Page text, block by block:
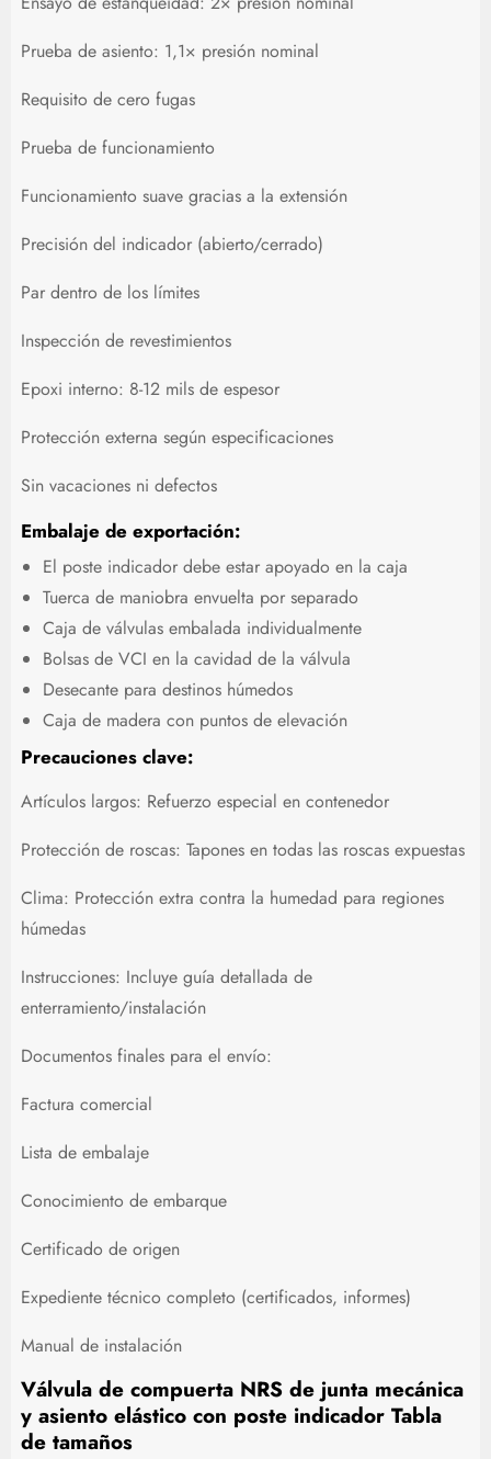
Prueba de asiento: 1,1× presión nominal
Requisito de cero fugas
Prueba de funcionamiento
Funcionamiento suave gracias a la extensión
Precisión del indicador (abierto/cerrado)
Par dentro de los límites
Inspección de revestimientos
Epoxi interno: 8-12 mils de espesor
Protección externa según especificaciones
Sin vacaciones ni defectos
Embalaje de exportación:
El poste indicador debe estar apoyado en la caja
Tuerca de maniobra envuelta por separado
Caja de válvulas embalada individualmente
Bolsas de VCI en la cavidad de la válvula
Desecante para destinos húmedos
Caja de madera con puntos de elevación
Precauciones clave:
Artículos largos: Refuerzo especial en contenedor
Protección de roscas: Tapones en todas las roscas expuestas
Clima: Protección extra contra la humedad para regiones
húmedas
Instrucciones: Incluye guía detallada de
enterramiento/instalación
Documentos finales para el envío:
Factura comercial
Lista de embalaje
Conocimiento de embarque
Certificado de origen
Expediente técnico completo (certificados, informes)
Manual de instalación
Válvula de compuerta NRS de junta mecánica
y asiento elástico con poste indicador Tabla
de tamaños